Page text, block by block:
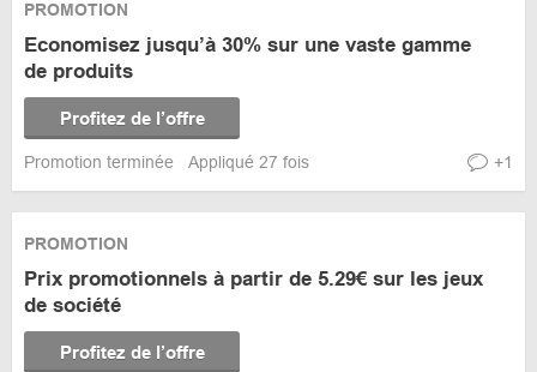
PROMOTION
Economisez jusqu’à 30% sur une vaste gamme
de produits
Profitez de l’offre
Promotion terminée Appliqué 27 fois +1
PROMOTION
Prix promotionnels à partir de 5.29€ sur les jeux
de société
Profitez de l’offre